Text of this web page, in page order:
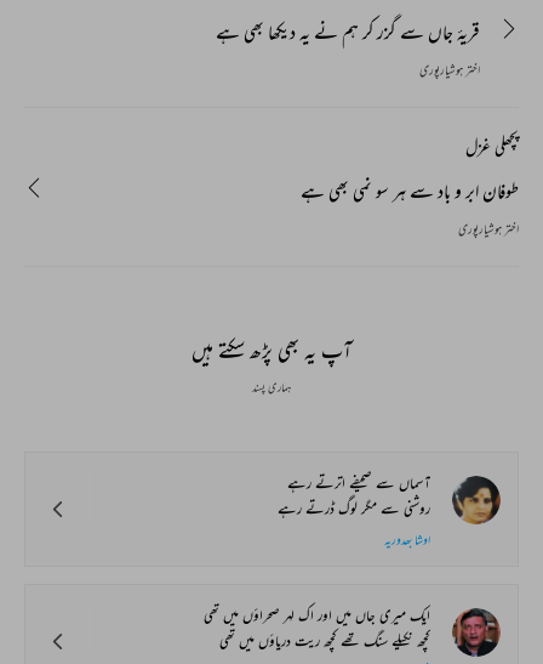
قریۂ جاں سے گزر کر ہم نے یہ دیکھا بھی ہے
اختر ہوشیارپوری
پچھلی غزل
طوفان ابر و باد سے ہر سو نمی بھی ہے
اختر ہوشیارپوری
آپ یہ بھی پڑھ سکتے ہیں
ہماری پسند
آسماں سے صحیفے اترتے رہے
روشنی سے مگر لوگ ڈرتے رہے
اوشا بھدوریہ
ایک میری جاں میں اور اک لہر صحراؤں میں تھی
کچھ نکیلے سنگ تھے کچھ ریت دریاؤں میں تھی